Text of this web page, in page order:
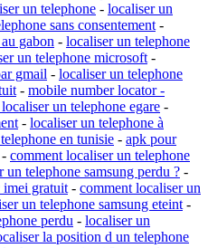
un telephone - localiser un
sans consentement -
gabon - localiser un telephone
un telephone microsoft -
gmail - localiser un telephone
- mobile number locator -
un telephone egare -
- localiser un telephone à
en tunisie - apk pour
- comment localiser un telephone
un telephone samsung perdu ? -
imei gratuit - comment localiser un
un telephone samsung eteint -
perdu - localiser un
la position d un telephone